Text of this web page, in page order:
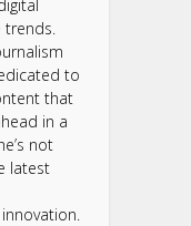
to
that
in a
not
latest